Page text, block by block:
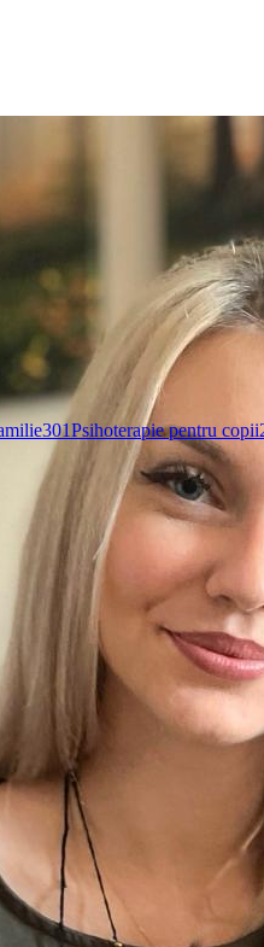
301Psihoterapie pentru copii